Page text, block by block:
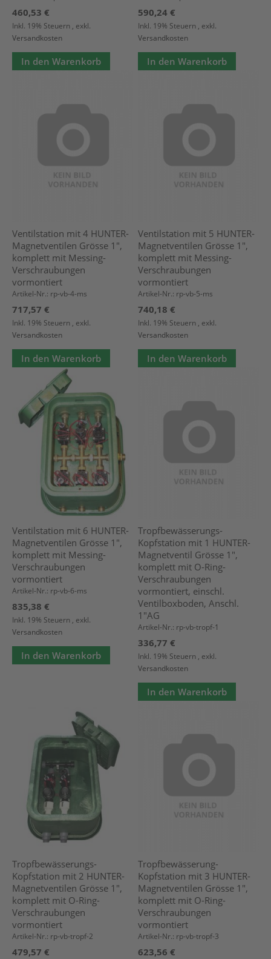
460,53 €
Inkl. 19% Steuern , exkl.
Versandkosten
In den Warenkorb
590,24 €
Inkl. 19% Steuern , exkl.
Versandkosten
In den Warenkorb
Ventilstation mit 4 HUNTER-
Magnetventilen Grösse 1",
komplett mit Messing-
Verschraubungen
vormontiert
Artikel-Nr.: rp-vb-4-ms
717,57 €
Inkl. 19% Steuern , exkl.
Versandkosten
In den Warenkorb
Ventilstation mit 5 HUNTER-
Magnetventilen Grösse 1",
komplett mit Messing-
Verschraubungen
vormontiert
Artikel-Nr.: rp-vb-5-ms
740,18 €
Inkl. 19% Steuern , exkl.
Versandkosten
In den Warenkorb
Ventilstation mit 6 HUNTER-
Magnetventilen Grösse 1",
komplett mit Messing-
Verschraubungen
vormontiert
Artikel-Nr.: rp-vb-6-ms
835,38 €
Inkl. 19% Steuern , exkl.
Versandkosten
In den Warenkorb
Tropfbewässerungs-
Kopfstation mit 1 HUNTER-
Magnetventil Grösse 1",
komplett mit O-Ring-
Verschraubungen
vormontiert, einschl.
Ventilboxboden, Anschl.
1"AG
Artikel-Nr.: rp-vb-tropf-1
336,77 €
Inkl. 19% Steuern , exkl.
Versandkosten
In den Warenkorb
Tropfbewässerungs-
Kopfstation mit 2 HUNTER-
Magnetventilen Grösse 1",
komplett mit O-Ring-
Verschraubungen
vormontiert
Artikel-Nr.: rp-vb-tropf-2
479,57 €
Tropfbewässerung-
Kopfstation mit 3 HUNTER-
Magnetventilen Grösse 1",
komplett mit O-Ring-
Verschraubungen
vormontiert
Artikel-Nr.: rp-vb-tropf-3
623,56 €